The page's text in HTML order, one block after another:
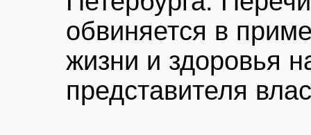
обвиняется в
жизни и здоровья
представителя